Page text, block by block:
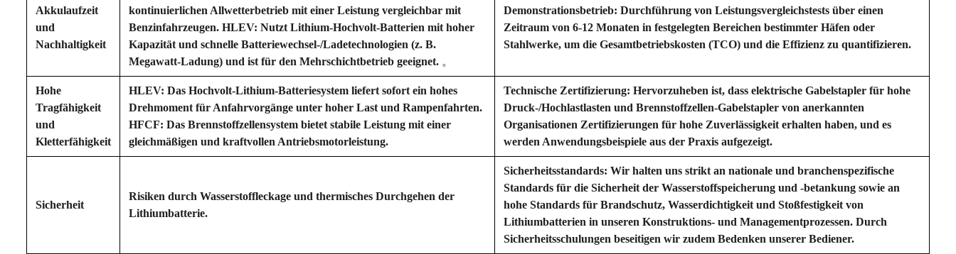
Akkulaufzeit
und
Nachhaltigkeit
kontinuierlichen Allwetterbetrieb mit einer Leistung vergleichbar mit
Benzinfahrzeugen. HLEV: Nutzt Lithium-Hochvolt-Batterien mit hoher
Kapazität und schnelle Batteriewechsel-/Ladetechnologien (z. B.
Megawatt-Ladung) und ist für den Mehrschichtbetrieb geeignet. 。
Demonstrationsbetrieb: Durchführung von Leistungsvergleichstests über einen
Zeitraum von 6-12 Monaten in festgelegten Bereichen bestimmter Häfen oder
Stahlwerke, um die Gesamtbetriebskosten (TCO) und die Effizienz zu quantifizieren.
Hohe
Tragfähigkeit
und
Kletterfähigkeit
HLEV: Das Hochvolt-Lithium-Batteriesystem liefert sofort ein hohes
Drehmoment für Anfahrvorgänge unter hoher Last und Rampenfahrten.
HFCF: Das Brennstoffzellensystem bietet stabile Leistung mit einer
gleichmäßigen und kraftvollen Antriebsmotorleistung.
Technische Zertifizierung: Hervorzuheben ist, dass elektrische Gabelstapler für hohe
Druck-/Hochlastlasten und Brennstoffzellen-Gabelstapler von anerkannten
Organisationen Zertifizierungen für hohe Zuverlässigkeit erhalten haben, und es
werden Anwendungsbeispiele aus der Praxis aufgezeigt.
Sicherheit
Risiken durch Wasserstoffleckage und thermisches Durchgehen der
Lithiumbatterie.
Sicherheitsstandards: Wir halten uns strikt an nationale und branchenspezifische
Standards für die Sicherheit der Wasserstoffspeicherung und -betankung sowie an
hohe Standards für Brandschutz, Wasserdichtigkeit und Stoßfestigkeit von
Lithiumbatterien in unseren Konstruktions- und Managementprozessen. Durch
Sicherheitsschulungen beseitigen wir zudem Bedenken unserer Bediener.